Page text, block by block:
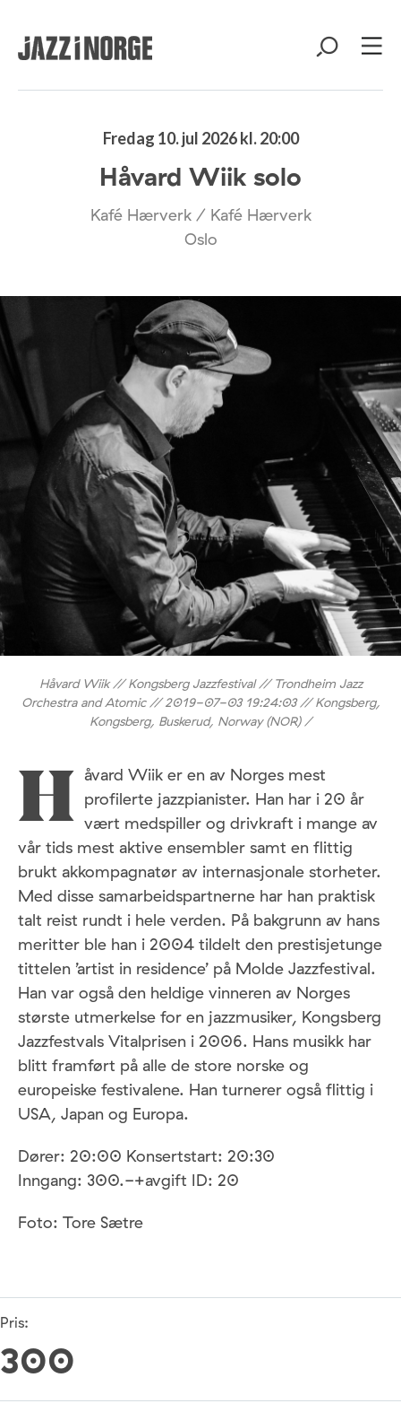
Fredag 10. jul 2026 kl. 20:00
Håvard Wiik solo
Kafé Hærverk / Kafé Hærverk
Oslo
Håvard Wiik // Kongsberg Jazzfestival // Trondheim Jazz
Orchestra and Atomic // 2019-07-03 19:24:03 // Kongsberg,
Kongsberg, Buskerud, Norway (NOR) /
H åvard Wiik er en av Norges mest
profilerte jazzpianister. Han har i 20 år
vært medspiller og drivkraft i mange av
vår tids mest aktive ensembler samt en flittig
brukt akkompagnatør av internasjonale storheter.
Med disse samarbeidspartnerne har han praktisk
talt reist rundt i hele verden. På bakgrunn av hans
meritter ble han i 2004 tildelt den prestisjetunge
tittelen ’artist in residence’ på Molde Jazzfestival.
Han var også den heldige vinneren av Norges
største utmerkelse for en jazzmusiker, Kongsberg
Jazzfestvals Vitalprisen i 2006. Hans musikk har
blitt framført på alle de store norske og
europeiske festivalene. Han turnerer også flittig i
USA, Japan og Europa.
Dører: 20:00 Konsertstart: 20:30
Inngang: 300.-+avgift ID: 20
Foto: Tore Sætre
Pris:
300